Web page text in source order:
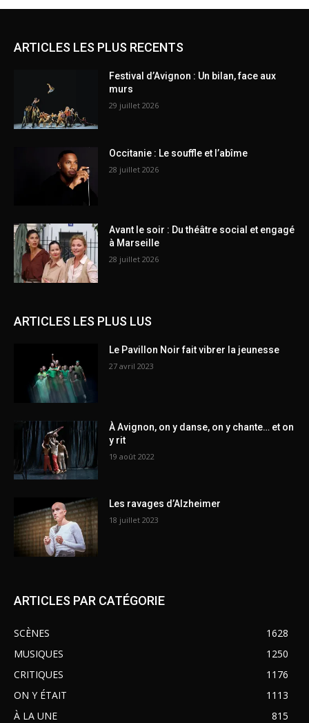
ARTICLES LES PLUS RECENTS
Festival d’Avignon : Un bilan, face aux
murs
29 juillet 2026
Occitanie : Le souffle et l’abîme
28 juillet 2026
Avant le soir : Du théâtre social et engagé
à Marseille
28 juillet 2026
ARTICLES LES PLUS LUS
Le Pavillon Noir fait vibrer la jeunesse
27 avril 2023
À Avignon, on y danse, on y chante… et on
y rit
19 août 2022
Les ravages d’Alzheimer
18 juillet 2023
ARTICLES PAR CATÉGORIE
SCÈNES
1628
MUSIQUES
1250
CRITIQUES
1176
ON Y ÉTAIT
1113
À LA UNE
815